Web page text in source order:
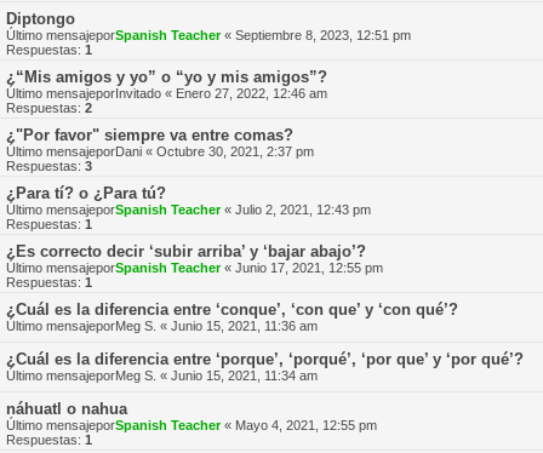
Diptongo
Último mensajeporSpanish Teacher« Septiembre 8, 2023, 12:51 pm
Respuestas: 1
¿“Mis amigos y yo” o “yo y mis amigos”?
Último mensajeporInvitado « Enero 27, 2022, 12:46 am
Respuestas: 2
¿"Por favor" siempre va entre comas?
Último mensajeporDani « Octubre 30, 2021, 2:37 pm
Respuestas: 3
¿Para tí? o ¿Para tú?
Último mensajeporSpanish Teacher« Julio 2, 2021, 12:43 pm
Respuestas: 1
¿Es correcto decir ‘subir arriba’ y ‘bajar abajo’?
Último mensajeporSpanish Teacher« Junio 17, 2021, 12:55 pm
Respuestas: 1
¿Cuál es la diferencia entre ‘conque’, ‘con que’ y ‘con qué’?
Último mensajeporMeg S. « Junio 15, 2021, 11:36 am
¿Cuál es la diferencia entre ‘porque’, ‘porqué’, ‘por que’ y ‘por qué’?
Último mensajeporMeg S. « Junio 15, 2021, 11:34 am
náhuatl o nahua
Último mensajeporSpanish Teacher« Mayo 4, 2021, 12:55 pm
Respuestas: 1